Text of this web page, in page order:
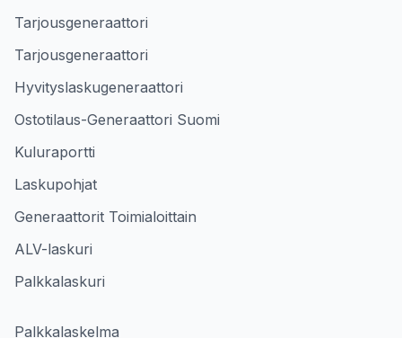
Tarjousgeneraattori
Tarjousgeneraattori
Hyvityslaskugeneraattori
Ostotilaus-Generaattori Suomi
Kuluraportti
Laskupohjat
Generaattorit Toimialoittain
ALV-laskuri
Palkkalaskuri
Palkkalaskelma